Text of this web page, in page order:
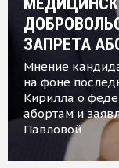
ЗАПРЕТА
Мнение
на фоне
Кирилла о
абортам и
Павловой